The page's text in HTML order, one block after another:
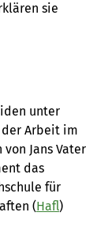
sie
unter
Arbeit im
Jans Vater
das
für
(Hafl)